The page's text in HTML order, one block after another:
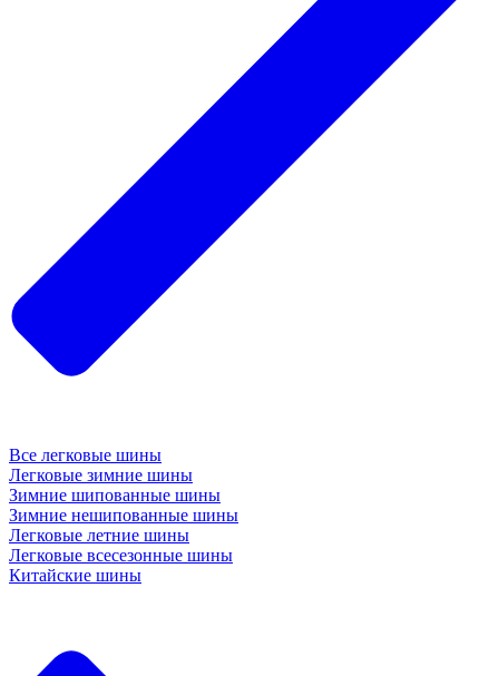
Все легковые шины
Легковые зимние шины
Зимние шипованные шины
Зимние нешипованные шины
Легковые летние шины
Легковые всесезонные шины
Китайские шины